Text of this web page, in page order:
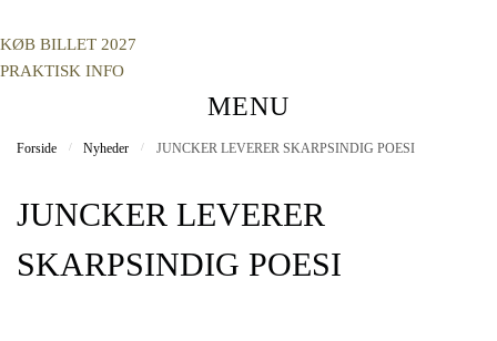
KØB BILLET 2027
PRAKTISK INFO
MENU
Forside / Nyheder / JUNCKER LEVERER SKARPSINDIG POESI
JUNCKER LEVERER
SKARPSINDIG POESI